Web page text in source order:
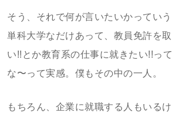
そう、それで何が言いたいかってい
単科大学なだけあって、教員免許を
い!!とか教育系の仕事に就きたい!!っ
な〜って実感。僕もその中の一人。
もちろん、企業に就職する人もいる